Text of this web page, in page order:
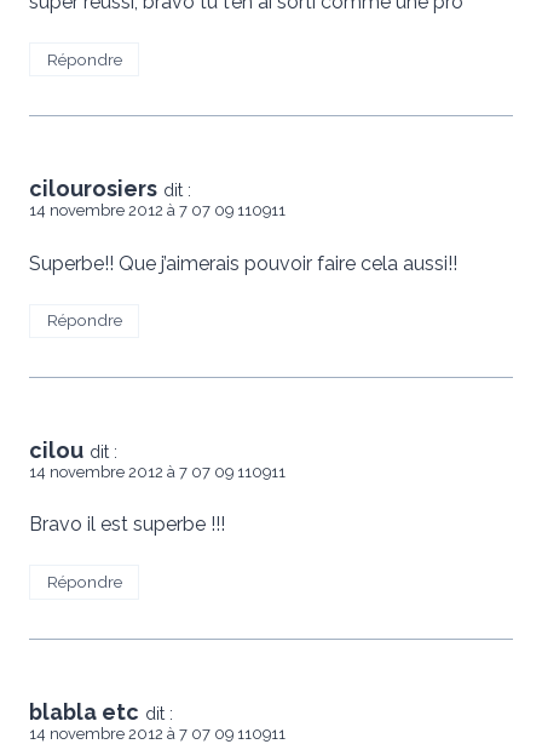
Répondre
cilourosiers dit :
14 novembre 2012 à 7 07 09 110911
Superbe!! Que j’aimerais pouvoir faire cela aussi!!
Répondre
cilou dit :
14 novembre 2012 à 7 07 09 110911
Bravo il est superbe !!!
Répondre
blabla etc dit :
14 novembre 2012 à 7 07 09 110911